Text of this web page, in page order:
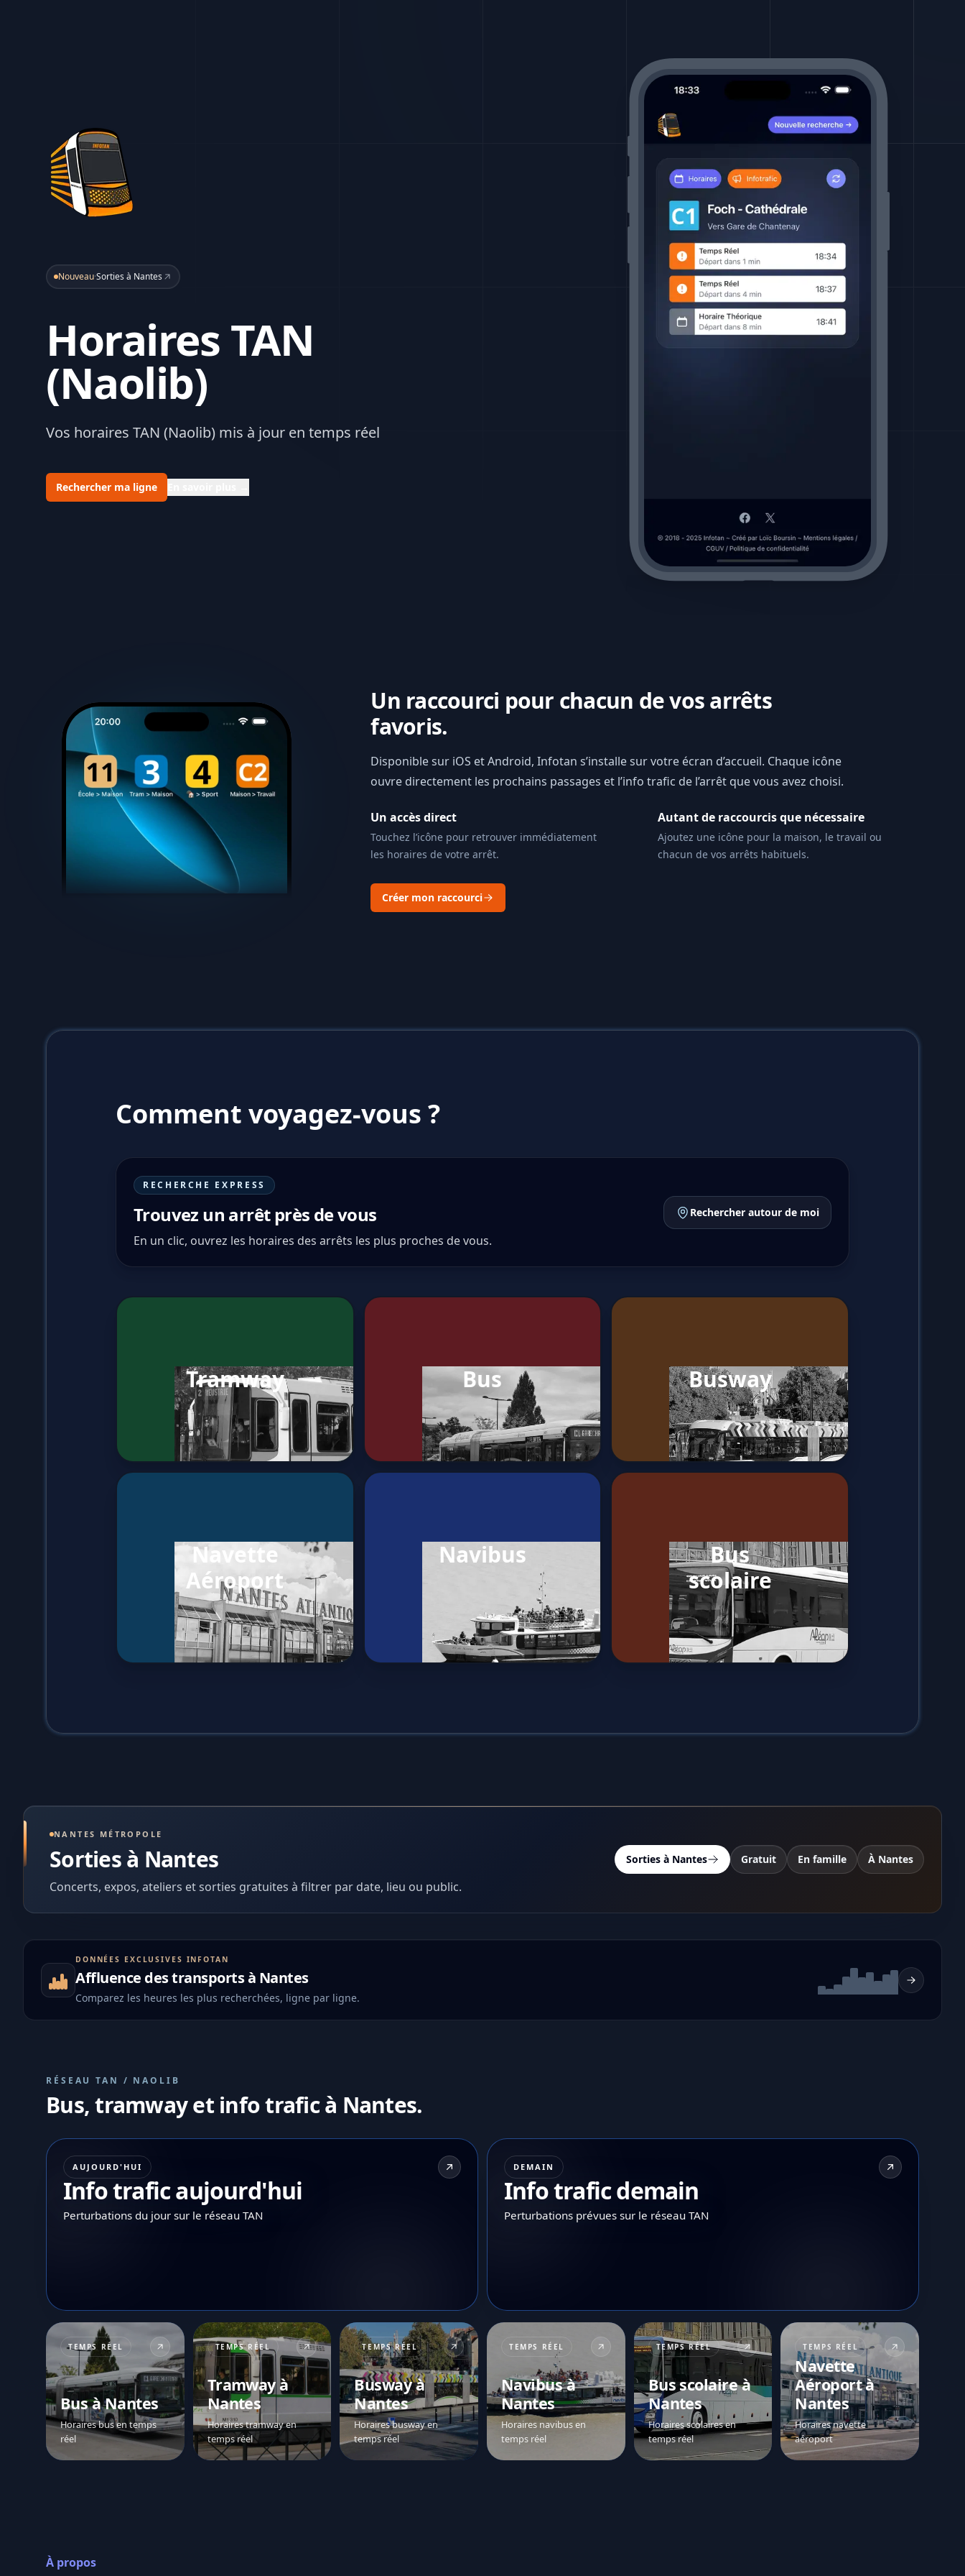
Nouveau·Sorties à Nantes
Horaires TAN
(Naolib)
Vos horaires TAN (Naolib) mis à jour en temps réel
Rechercher ma ligne
Un raccourci pour chacun de vos arrêts
favoris.
Disponible sur iOS et Android, Infotan s’installe sur votre écran d’accueil. Chaque icône
ouvre directement les prochains passages et l’info trafic de l’arrêt que vous avez choisi.
Un accès direct
Touchez l’icône pour retrouver immédiatement
les horaires de votre arrêt.
Autant de raccourcis que nécessaire
Ajoutez une icône pour la maison, le travail ou
chacun de vos arrêts habituels.
Créer mon raccourci
Comment voyagez-vous ?
RECHERCHE EXPRESS
Trouvez un arrêt près de vous
En un clic, ouvrez les horaires des arrêts les plus proches de vous.
Rechercher autour de moi
Tramway Bus Busway
Navette
Aéroport
Navibus
Bus
scolaire
NANTES MÉTROPOLE
Sorties à Nantes
Concerts, expos, ateliers et sorties gratuites à filtrer par date, lieu ou public.
Sorties à Nantes Gratuit En famille À Nantes
DONNÉES EXCLUSIVES INFOTAN
Affluence des transports à Nantes
Comparez les heures les plus recherchées, ligne par ligne.
RÉSEAU TAN / NAOLIB
Bus, tramway et info trafic à Nantes.
AUJOURD'HUI
Info trafic aujourd'hui
Perturbations du jour sur le réseau TAN
DEMAIN
Info trafic demain
Perturbations prévues sur le réseau TAN
TEMPS RÉEL
Bus à Nantes
Horaires bus en temps
réel
TEMPS RÉEL
Tramway à
Nantes
Horaires tramway en
temps réel
TEMPS RÉEL
Busway à
Nantes
Horaires busway en
temps réel
TEMPS RÉEL
Navibus à
Nantes
Horaires navibus en
temps réel
TEMPS RÉEL
Bus scolaire à
Nantes
Horaires scolaires en
temps réel
TEMPS RÉEL
Navette
Aéroport à
Nantes
Horaires navette
aéroport
À propos